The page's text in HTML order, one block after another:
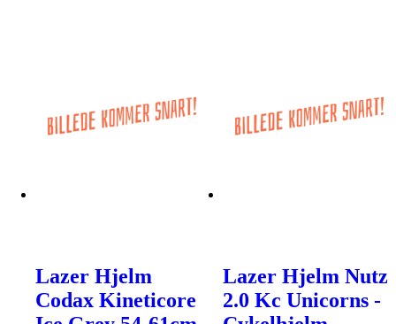
Lazer Hjelm
Codax Kineticore
Lazer Hjelm Nutz
2.0 Kc Unicorns -